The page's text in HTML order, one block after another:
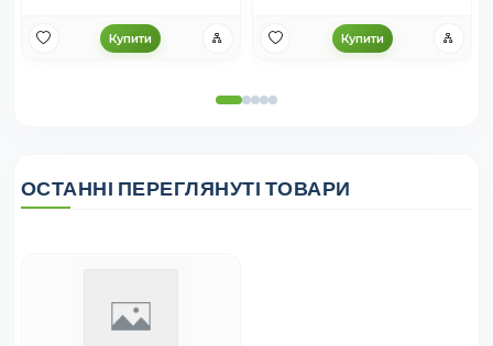
Купити Купити
ОСТАННІ ПЕРЕГЛЯНУТІ ТОВАРИ